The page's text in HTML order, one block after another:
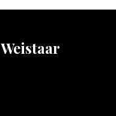
Weistaar